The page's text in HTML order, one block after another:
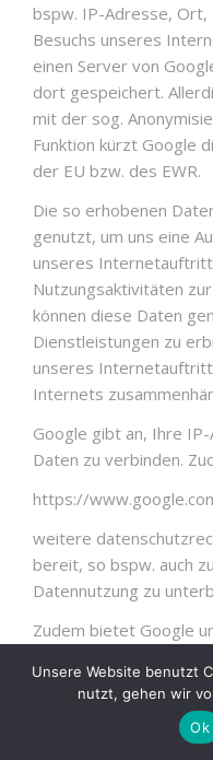
bspw. IP-Adresse,
Besuchs unseres
einen Server von
dort gespeichert.
mit der sog.
Funktion kürzt Google
der EU bzw. des EWR.
Die so erhobenen
genutzt, um uns eine
unseres
Nutzungsaktivitäten
können diese Daten
Dienstleistungen zu
unseres
Internets
Google gibt an, Ihre
Daten zu verbinden.
https://
weitere
bereit, so bspw. auch
Datennutzung zu
Zudem bietet Google
https://
ein sog.
Informationen hierzu
Unsere Website benutzt
nutzt, gehen wir
Ok